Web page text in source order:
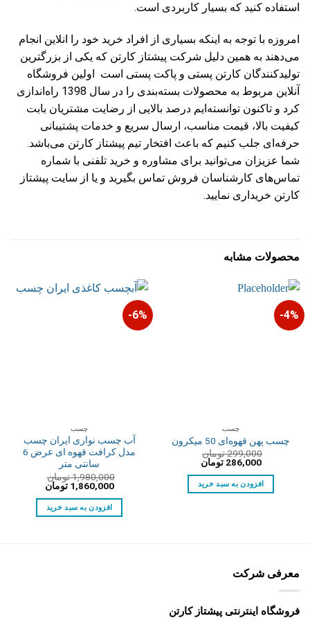
استفاده کنید که بسیار کاربردی است.
امروزه با توجه به اینکه بسیاری از افراد خرید خود را انلاین انجام
می‌دهند به همین دلیل شرکت پیشتاز کارتن که یکی از بزرگترین
تولیدکنندگان کارتن پستی و پاکت پستی است اولین فروشگاه
آنلاین مربوط به محصولات بسته‌بندی را در سال 1398 راه‌اندازی
کرد و تاکنون توانسته‌ایم درصد بالایی از رضایت مشتریان بابت
کیفیت بالا، قیمت مناسب، ارسال سریع و خدمات پشتیبانی
حرفه‌ای جلب کنیم که باعث افتخار تیم پیشتاز کارتن می‌باشد.
شما عزیزان می‌توانید برای مشاوره و خرید تلفنی با شماره
تماس‌های کارشناسان فروش تماس بگیرید و یا از سایت پیشتاز
کارتن خریداری نمایید.
محصولات مشابه
4%-
چسب
چسب پهن قهوه‌ای 50 میکرون
299,000تومان
قیمت
اصلی:
299,000 تومان
بود.
286,000 تومان
286,000 تومان.افزودن به سبد خرید
6%-
چسب
آب چسب نواری ایران چسب
مدل کرافت قهوه ای عرض 6
سانتی متر
1,980,000تومان
قیمت
اصلی:
1,980,000 تومان
بود.
1,860,000 تومان
1,860,000 تومان.افزودن به سبد خرید
معرفی شرکت
فروشگاه اینترنتی پیشتاز کارتن